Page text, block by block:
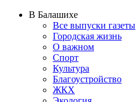
В Балашихе
Все выпуски газеты
Городская жизнь
О важном
Спорт
Культура
Благоустройство
ЖКХ